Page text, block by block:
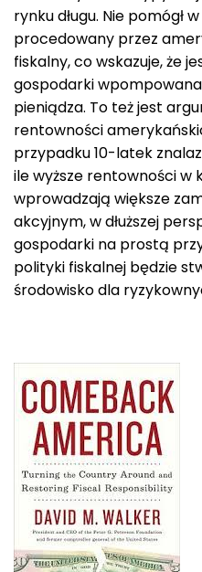
rynku długu. Nie pomógł
procedowany przez
fiskalny, co wskazuje, że
gospodarki
pieniądza. To też jest
rentowności
przypadku 10-latek
ile wyższe rentowności w
wprowadzają większe
akcyjnym, w dłuższej
gospodarki na prostą
polityki fiskalnej będzie
środowisko dla